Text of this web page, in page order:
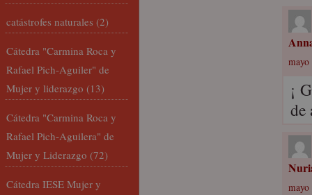
mayo
¡
de
mayo
catástrofes naturales (2)
Cátedra "Carmina Roca y
Rafael Pich-Aguiler" de
Mujer y liderazgo (13)
Cátedra "Carmina Roca y
Rafael Pich-Aguilera" de
Mujer y Liderazgo (72)
Cátedra IESE Mujer y